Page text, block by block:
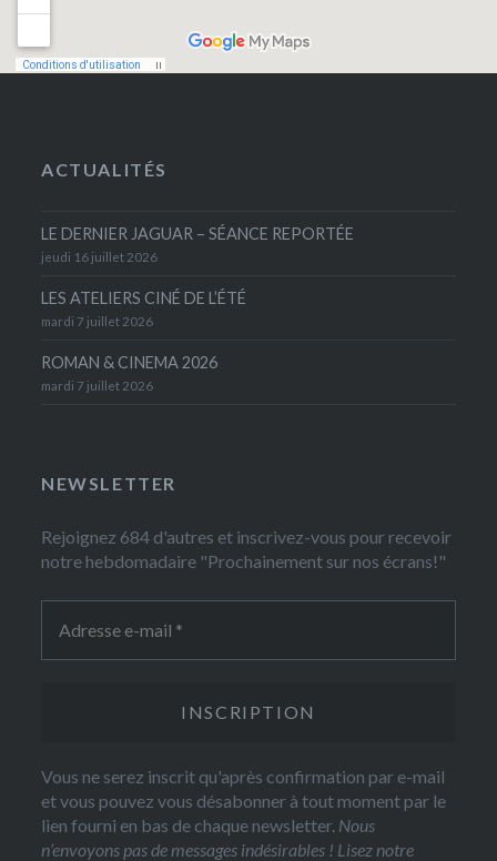
ACTUALITÉS
LE DERNIER JAGUAR – SÉANCE REPORTÉE
jeudi 16 juillet 2026
LES ATELIERS CINÉ DE L’ÉTÉ
mardi 7 juillet 2026
ROMAN & CINEMA 2026
mardi 7 juillet 2026
NEWSLETTER
Rejoignez 684 d'autres et inscrivez-vous pour recevoir
notre hebdomadaire "Prochainement sur nos écrans!"
Vous ne serez inscrit qu'après confirmation par e-mail
et vous pouvez vous désabonner à tout moment par le
lien fourni en bas de chaque newsletter. Nous
n’envoyons pas de messages indésirables ! Lisez notre